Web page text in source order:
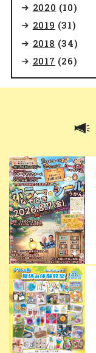
2020 (10)
2019 (31)
2018 (34)
2017 (26)